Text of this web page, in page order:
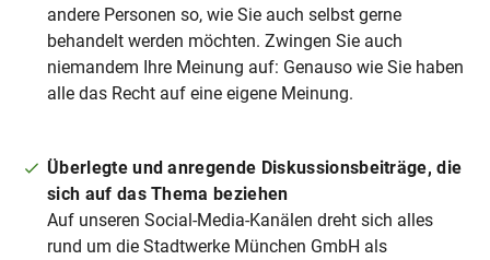
andere Personen so, wie Sie auch selbst gerne
behandelt werden möchten. Zwingen Sie auch
niemandem Ihre Meinung auf: Genauso wie Sie haben
alle das Recht auf eine eigene Meinung.
Überlegte und anregende Diskussionsbeiträge, die
sich auf das Thema beziehen
Auf unseren Social-Media-Kanälen dreht sich alles
rund um die Stadtwerke München GmbH als